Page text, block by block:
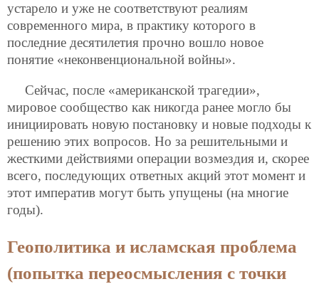
устарело и уже не соответствуют реалиям
современного мира, в практику которого в
последние десятилетия прочно вошло новое
понятие «неконвенциональной войны».
Сейчас, после «американской трагедии»,
мировое сообщество как никогда ранее могло бы
инициировать новую постановку и новые подходы к
решению этих вопросов. Но за решительными и
жесткими действиями операции возмездия и, скорее
всего, последующих ответных акций этот момент и
этот императив могут быть упущены (на многие
годы).
Геополитика и исламская проблема
(попытка переосмысления с точки